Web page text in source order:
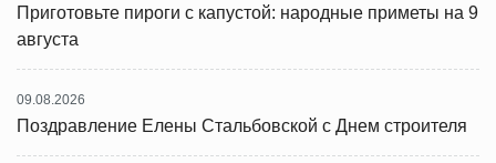
Приготовьте пироги с капустой: народные приметы на 9
августа
09.08.2026
Поздравление Елены Стальбовской с Днем строителя